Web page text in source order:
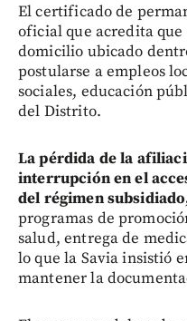
El certificado de
oficial que acredita
domicilio ubicado
postularse a empleos
sociales, educación
del Distrito.
La pérdida de la
interrupción en el
del régimen
programas de
salud, entrega de
lo que la Savia insistió
mantener la